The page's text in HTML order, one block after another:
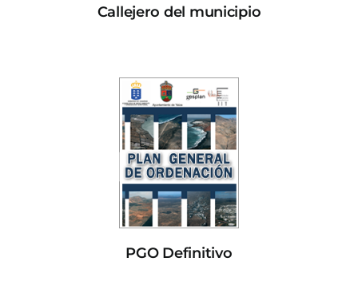
Callejero del municipio
PGO Definitivo